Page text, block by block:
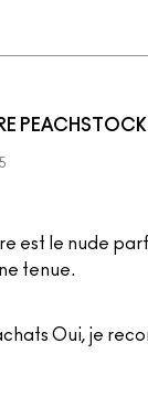
PEACHSTOCK
est le nude
tenue.
Oui, je